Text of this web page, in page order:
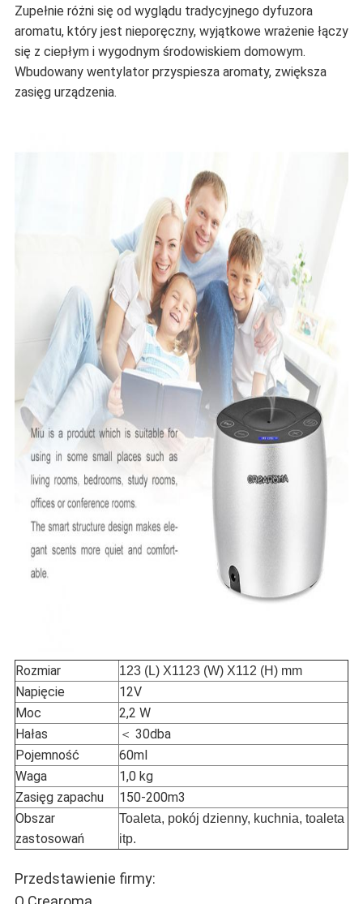
Zupełnie różni się od wyglądu tradycyjnego dyfuzora
aromatu, który jest nieporęczny, wyjątkowe wrażenie łączy
się z ciepłym i wygodnym środowiskiem domowym.
Wbudowany wentylator przyspiesza aromaty, zwiększa
zasięg urządzenia.
Rozmiar 123 (L) X1123 (W) X112 (H) mm
Napięcie
12V
Moc
2,2 W
Hałas
＜ 30dba
Pojemność
60ml
Waga
1,0 kg
Zasięg zapachu
150-200m3
Obszar
zastosowań
Toaleta, pokój dzienny, kuchnia, toaleta
itp.
Przedstawienie firmy: